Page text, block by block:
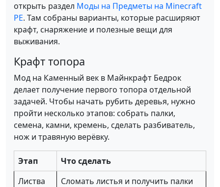
открыть раздел Моды на Предметы на Minecraft
PE. Там собраны варианты, которые расширяют
крафт, снаряжение и полезные вещи для
выживания.
Крафт топора
Мод на Каменный век в Майнкрафт Бедрок
делает получение первого топора отдельной
задачей. Чтобы начать рубить деревья, нужно
пройти несколько этапов: собрать палки,
семена, камни, кремень, сделать разбиватель,
нож и травяную верёвку.
Этап
Что сделать
Листва
Сломать листья и получить палки